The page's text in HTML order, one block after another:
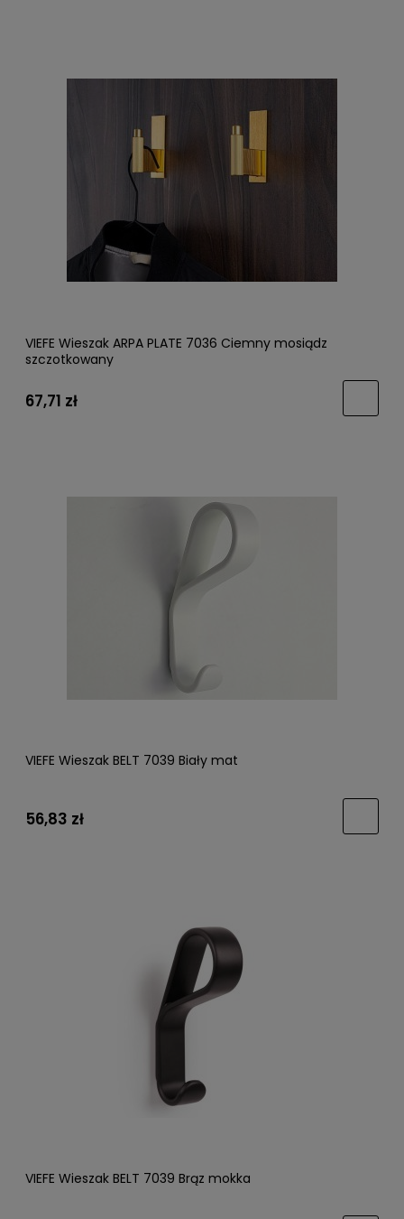
VIEFE Wieszak ARPA PLATE 7036 Ciemny mosiądz
szczotkowany
67,71 zł
VIEFE Wieszak BELT 7039 Biały mat
56,83 zł
VIEFE Wieszak BELT 7039 Brąz mokka